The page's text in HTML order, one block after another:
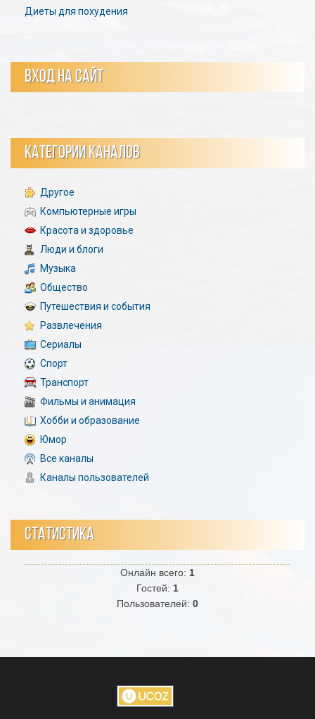
Диеты для похудения
ВХОД НА САЙТ
КАТЕГОРИИ КАНАЛОВ
Другое
Компьютерные игры
Красота и здоровье
Люди и блоги
Музыка
Общество
Путешествия и события
Развлечения
Сериалы
Спорт
Транспорт
Фильмы и анимация
Хобби и образование
Юмор
Все каналы
Каналы пользователей
СТАТИСТИКА
Онлайн всего: 1
Гостей: 1
Пользователей: 0